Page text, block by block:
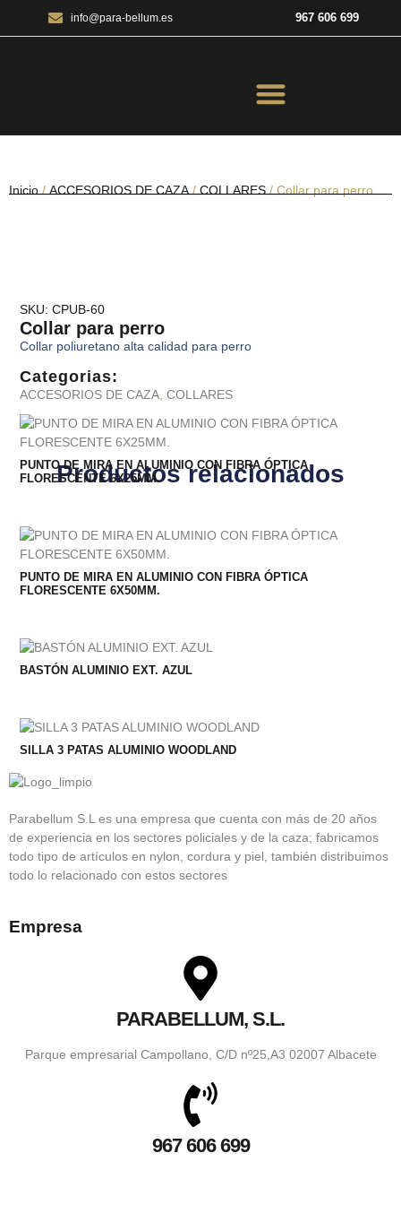
info@para-bellum.es 967 606 699
Inicio / ACCESORIOS DE CAZA / COLLARES / Collar para perro
SKU: CPUB-60
Collar para perro
Collar poliuretano alta calidad para perro
Categorias:
ACCESORIOS DE CAZA,COLLARES
Productos relacionados
PUNTO DE MIRA EN ALUMINIO CON FIBRA ÓPTICA
FLORESCENTE 6X25MM.
PUNTO DE MIRA EN ALUMINIO CON FIBRA ÓPTICA
FLORESCENTE 6X50MM.
BASTÓN ALUMINIO EXT. AZUL
SILLA 3 PATAS ALUMINIO WOODLAND
Parabellum S.L es una empresa que cuenta con más de 20 años
de experiencia en los sectores policiales y de la caza; fabricamos
todo tipo de artículos en nylon, cordura y piel, también distribuimos
todo lo relacionado con estos sectores
Empresa
PARABELLUM, S.L.
Parque empresarial Campollano, C/D nº25,A3 02007 Albacete
967 606 699